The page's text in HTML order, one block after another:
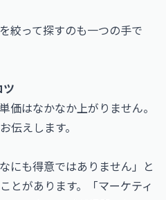
絞って探すのも一つの手で
ツ
価はなかなか上がりません。
伝えします。
にも得意ではありません」と
とがあります。「マーケティ